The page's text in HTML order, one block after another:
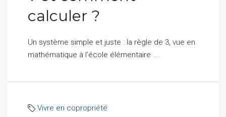
calculer ?
Un système simple et juste : la règle de 3, vue en
mathématique à l’école élémentaire ….
Vivre en copropriété